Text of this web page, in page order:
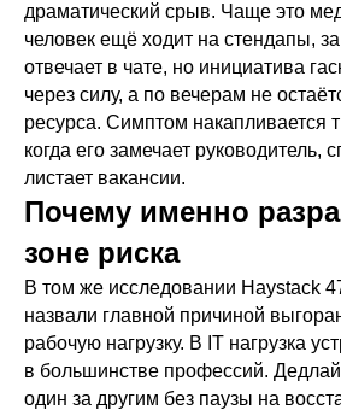
драматический срыв. Чаще это
человек ещё ходит на стендапы,
отвечает в чате, но инициатива
через силу, а по вечерам не
ресурса. Симптом накапливается
когда его замечает руководитель,
листает вакансии.
Почему именно
зоне риска
В том же исследовании Haystack
назвали главной причиной
рабочую нагрузку. В IT нагрузка
в большинстве профессий.
один за другим без паузы на